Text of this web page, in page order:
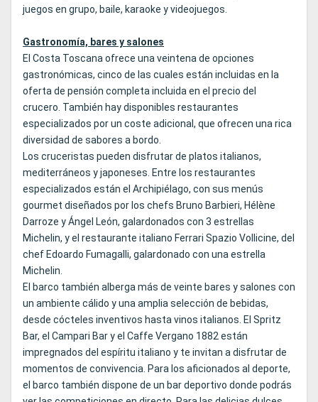
juegos en grupo, baile, karaoke y videojuegos.
Gastronomía, bares y salones
El Costa Toscana ofrece una veintena de opciones
gastronómicas, cinco de las cuales están incluidas en la
oferta de pensión completa incluida en el precio del
crucero. También hay disponibles restaurantes
especializados por un coste adicional, que ofrecen una rica
diversidad de sabores a bordo.
Los cruceristas pueden disfrutar de platos italianos,
mediterráneos y japoneses. Entre los restaurantes
especializados están el Archipiélago, con sus menús
gourmet diseñados por los chefs Bruno Barbieri, Hélène
Darroze y Ángel León, galardonados con 3 estrellas
Michelin, y el restaurante italiano Ferrari Spazio Vollicine, del
chef Edoardo Fumagalli, galardonado con una estrella
Michelin.
El barco también alberga más de veinte bares y salones con
un ambiente cálido y una amplia selección de bebidas,
desde cócteles inventivos hasta vinos italianos. El Spritz
Bar, el Campari Bar y el Caffe Vergano 1882 están
impregnados del espíritu italiano y te invitan a disfrutar de
momentos de convivencia. Para los aficionados al deporte,
el barco también dispone de un bar deportivo donde podrás